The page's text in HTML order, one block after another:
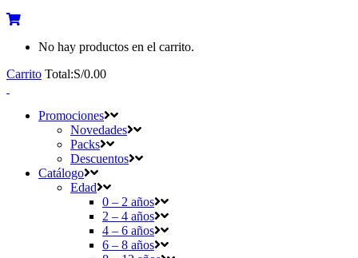
No hay productos en el carrito.
Carrito Total:S/0.00
Promociones
Novedades
Packs
Descuentos
Catálogo
Edad
0 – 2 años
2 – 4 años
4 – 6 años
6 – 8 años